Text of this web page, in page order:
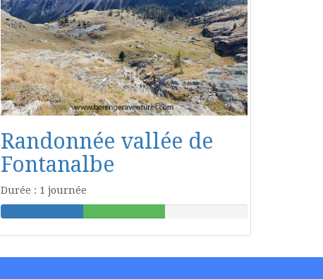
Randonnée vallée de
Fontanalbe
Durée : 1 journée